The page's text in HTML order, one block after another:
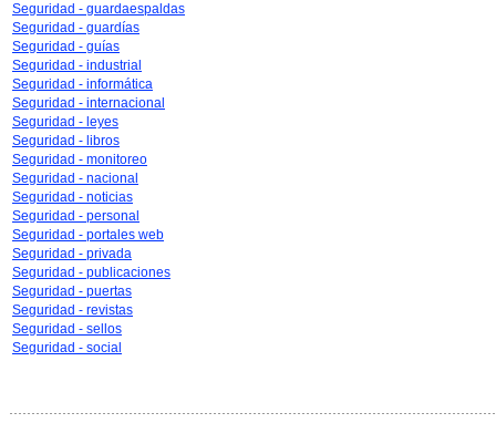
Seguridad - guardaespaldas
Seguridad - guardías
Seguridad - guías
Seguridad - industrial
Seguridad - informática
Seguridad - internacional
Seguridad - leyes
Seguridad - libros
Seguridad - monitoreo
Seguridad - nacional
Seguridad - noticias
Seguridad - personal
Seguridad - portales web
Seguridad - privada
Seguridad - publicaciones
Seguridad - puertas
Seguridad - revistas
Seguridad - sellos
Seguridad - social